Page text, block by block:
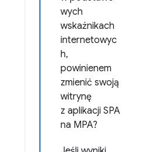
wych
wskaźnikach
internetowyc
h,
powinienem
zmienić swoją
witrynę
z aplikacji SPA
na MPA?